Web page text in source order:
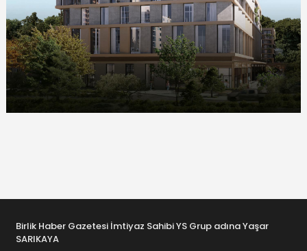
Birlik Haber Gazetesi İmtiyaz Sahibi YS Grup adına Yaşar
SARIKAYA